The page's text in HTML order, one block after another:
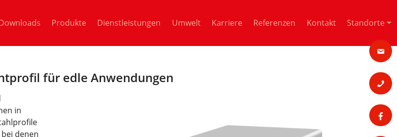
Produkte Dienstleistungen Umwelt Karriere Referenzen Kontakt Standorte
für edle Anwendungen
in
denen